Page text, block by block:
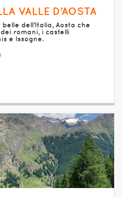
VALLE D’AOSTA
dell’Italia, Aosta che
romani, i castelli
e Issogne.